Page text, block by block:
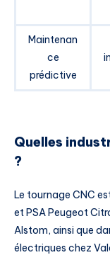
Maintenan
ce
prédictive
Quelles
?
Le tournage CNC
et PSA Peugeot
Alstom, ainsi que
électriques chez